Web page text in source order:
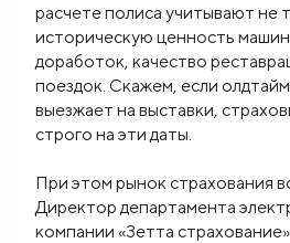
расчете полиса учитывают не
историческую ценность
доработок, качество
поездок. Скажем, если
выезжает на выставки,
строго на эти даты.
При этом рынок страхования
Директор департамента
компании «Зетта